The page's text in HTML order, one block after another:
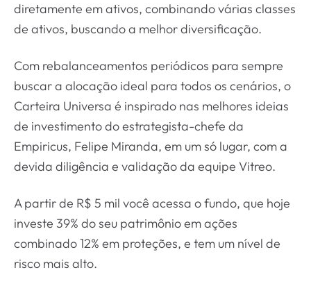
diretamente em ativos, combinando várias classes
de ativos, buscando a melhor diversificação.
Com rebalanceamentos periódicos para sempre
buscar a alocação ideal para todos os cenários, o
Carteira Universa é inspirado nas melhores ideias
de investimento do estrategista-chefe da
Empiricus, Felipe Miranda, em um só lugar, com a
devida diligência e validação da equipe Vitreo.
A partir de R$ 5 mil você acessa o fundo, que hoje
investe 39% do seu patrimônio em ações
combinado 12% em proteções, e tem um nível de
risco mais alto.